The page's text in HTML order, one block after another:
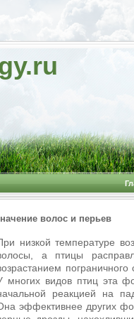
волос и перьев
низкой температуре
а птицы
многих видов птиц эта
реакцией на
эффективнее других